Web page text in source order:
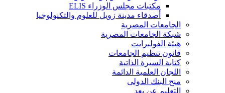
مكتبات مجلس الوزراء ELIS
أصدقاء مدينة زويل للعلوم والتكنولوجيا
الجامعات المصرية
شبكة الجامعات المصرية
هيئة الفولبرايت
قانون تنظيم الجامعات
كتابة السيرة الذاتية
اللجان العلمية الدائمة
منح البنك الدولى
التعليم عن بعد